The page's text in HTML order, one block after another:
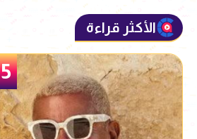
الأكثر قراءة
6